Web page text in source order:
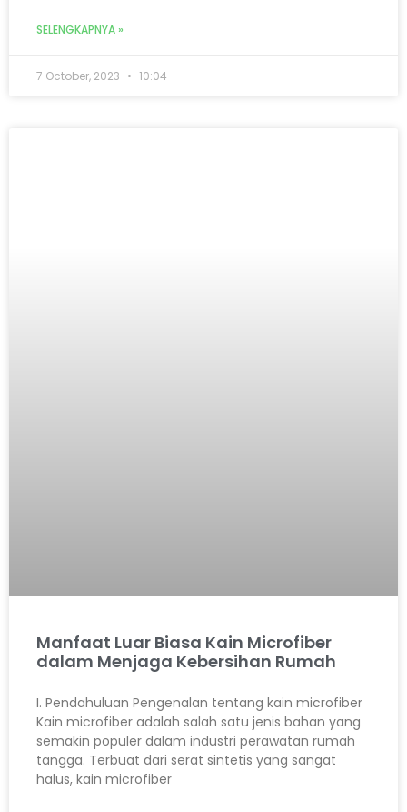
SELENGKAPNYA »
7 October, 2023 10:04
Manfaat Luar Biasa Kain Microfiber
dalam Menjaga Kebersihan Rumah
I. Pendahuluan Pengenalan tentang kain microfiber
Kain microfiber adalah salah satu jenis bahan yang
semakin populer dalam industri perawatan rumah
tangga. Terbuat dari serat sintetis yang sangat
halus, kain microfiber